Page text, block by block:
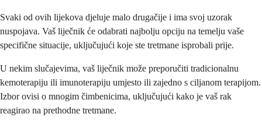
Svaki od ovih lijekova djeluje malo drugačije i ima svoj uzorak
nuspojava. Vaš liječnik će odabrati najbolju opciju na temelju vaše
specifične situacije, uključujući koje ste tretmane isprobali prije.
U nekim slučajevima, vaš liječnik može preporučiti tradicionalnu
kemoterapiju ili imunoterapiju umjesto ili zajedno s ciljanom terapijom.
Izbor ovisi o mnogim čimbenicima, uključujući kako je vaš rak
reagirao na prethodne tretmane.